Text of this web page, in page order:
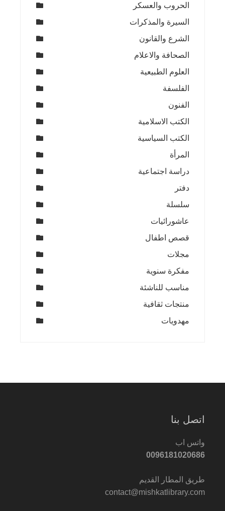
الحروب والعسكر
السيرة والمذكرات
الشرع والقانون
الصحافة والاعلام
العلوم الطبيعية
الفلسفة
الفنون
الكتب الاسلامية
الكتب السياسية
المرأة
دراسة اجتماعية
دفتر
سلسلة
عاشورائيات
قصص اطفال
مجلات
مفكرة سنوية
مناسب للناشئة
منتجات ثقافية
مهدويات
اتصل بنا
واتس اب
0096181020686
طريق المطار القديم
contact@mishkatlibrary.com